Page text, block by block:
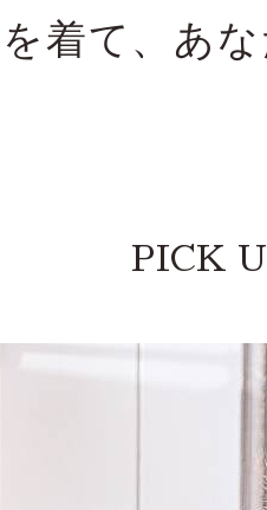
を着て、あ
PICK